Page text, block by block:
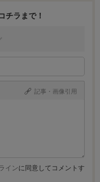
チラまで！
記事・画像引用
インに同意してコメントす